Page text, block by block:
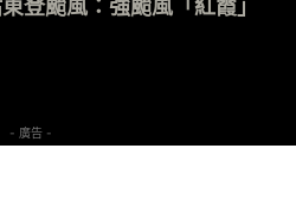
登颱風：強颱風「紅霞」
- 廣告 -